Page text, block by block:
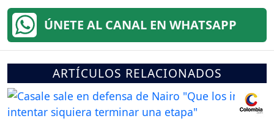
ÚNETE AL CANAL EN WHATSAPP
ARTÍCULOS RELACIONADOS